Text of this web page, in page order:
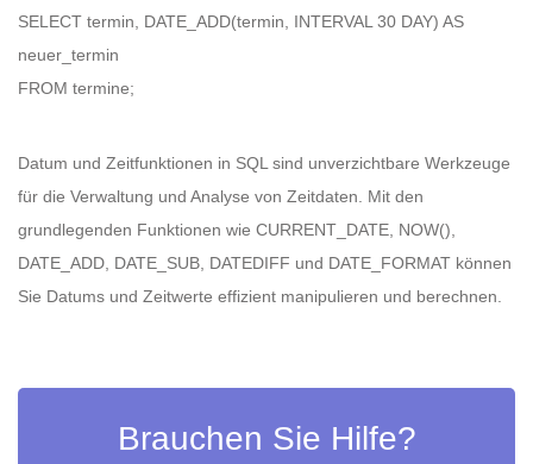
SELECT termin, DATE_ADD(termin, INTERVAL 30 DAY) AS
neuer_termin
FROM termine;
Datum und Zeitfunktionen in SQL sind unverzichtbare Werkzeuge
für die Verwaltung und Analyse von Zeitdaten. Mit den
grundlegenden Funktionen wie CURRENT_DATE, NOW(),
DATE_ADD, DATE_SUB, DATEDIFF und DATE_FORMAT können
Sie Datums und Zeitwerte effizient manipulieren und berechnen.
Brauchen Sie Hilfe?